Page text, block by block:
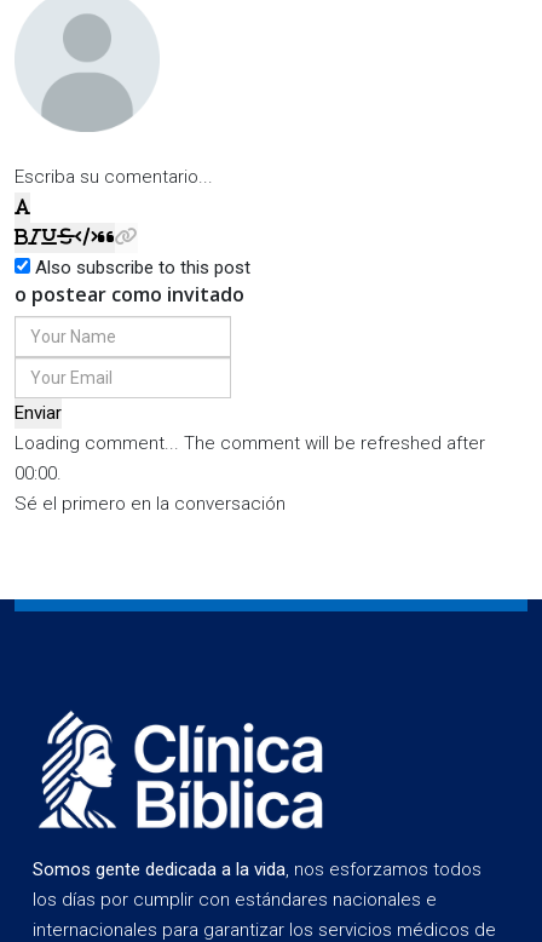
Escriba su comentario...
Also subscribe to this post
o postear como invitado
Enviar
Loading comment... The comment will be refreshed after
00:00.
Sé el primero en la conversación
Somos gente dedicada a la vida, nos esforzamos todos
los días por cumplir con estándares nacionales e
internacionales para garantizar los servicios médicos de